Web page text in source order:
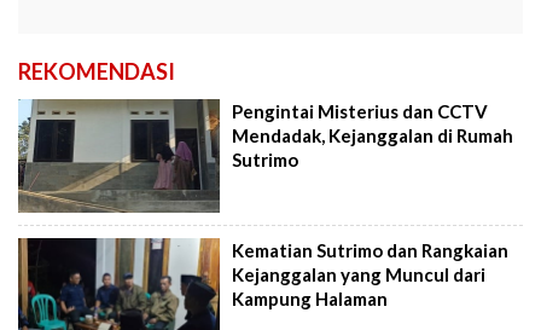
REKOMENDASI
Pengintai Misterius dan CCTV
Mendadak, Kejanggalan di Rumah
Sutrimo
Kematian Sutrimo dan Rangkaian
Kejanggalan yang Muncul dari
Kampung Halaman